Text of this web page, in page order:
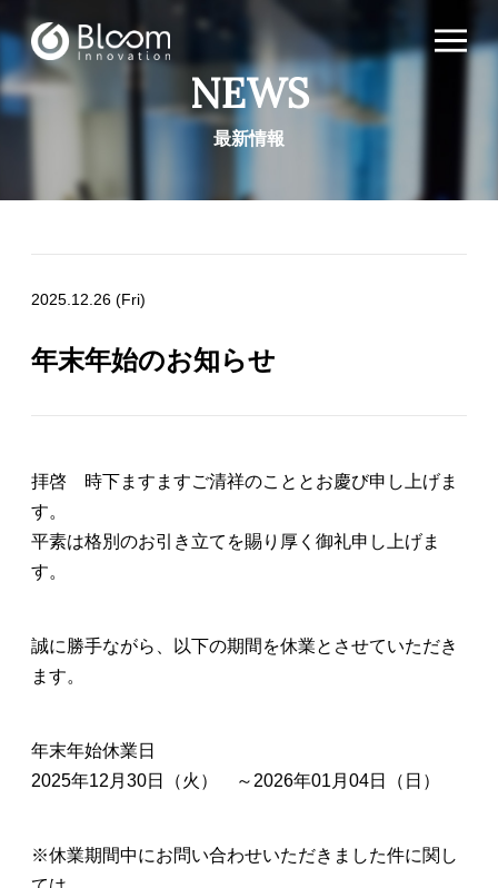
NEWS
最新情報
2025.12.26 (Fri)
年末年始のお知らせ
拝啓 時下ますますご清祥のこととお慶び申し上げま
す。
平素は格別のお引き立てを賜り厚く御礼申し上げま
す。
誠に勝手ながら、以下の期間を休業とさせていただき
ます。
年末年始休業日
2025年12月30日（火） ～2026年01月04日（日）
※休業期間中にお問い合わせいただきました件に関し